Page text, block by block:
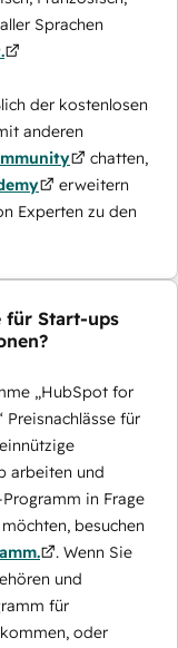
Sprachen
der kostenlosen
anderen
chatten,
erweitern
Experten zu den
für Start-ups
„HubSpot for
für
arbeiten und
in Frage
besuchen
. Wenn Sie
und
für
oder